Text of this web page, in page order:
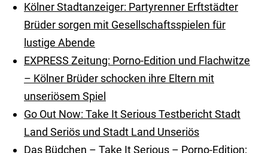
Kölner Stadtanzeiger: Partyrenner Erftstädter
Brüder sorgen mit Gesellschaftsspielen für
lustige Abende
EXPRESS Zeitung: Porno-Edition und Flachwitze
– Kölner Brüder schocken ihre Eltern mit
unseriösem Spiel
Go Out Now: Take It Serious Testbericht Stadt
Land Seriös und Stadt Land Unseriös
Das Büdchen – Take It Serious – Porno-Edition: